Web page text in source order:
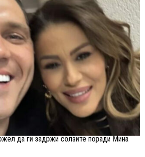
да ги задржи солзите поради Мина